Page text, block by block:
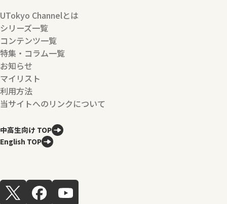
UTokyo Channelとは
シリーズ一覧
コンテンツ一覧
特集・コラム一覧
お知らせ
マイリスト
利用方法
当サイトへのリンクについて
中高生向け TOP
English TOP